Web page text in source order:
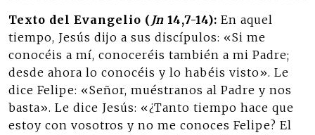
Texto del Evangelio ( Jn 14,7-14): En aquel
tiempo, Jesús dijo a sus discípulos: «Si me
conocéis a mí, conoceréis también a mi Padre;
desde ahora lo conocéis y lo habéis visto». Le
dice Felipe: «Señor, muéstranos al Padre y nos
basta». Le dice Jesús: «¿Tanto tiempo hace que
estoy con vosotros y no me conoces Felipe? El